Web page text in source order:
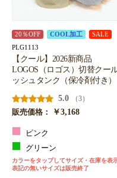
20％OFF COOL加工 SALE
PLG1113
【クール】2026新商品
LOGOS（ロゴス）切替クー
ッシュタンク（保冷剤付き）
5.0
（3）
販売価格：
￥3,168
ピンク
グリーン
カラーをタップしてサイズ・在庫を表
表記の無いサイズは販売終了